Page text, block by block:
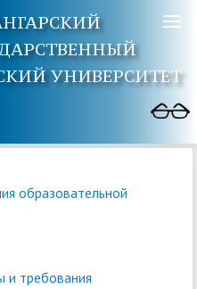
УНИВЕРСИТЕТ
образовательной
и требования